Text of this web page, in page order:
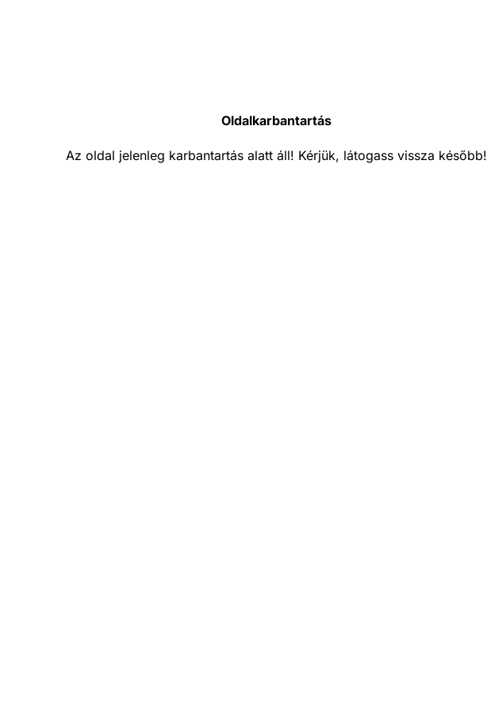
Oldalkarbantartás
Az oldal jelenleg karbantartás alatt áll! Kérjük, látogass vissza később!